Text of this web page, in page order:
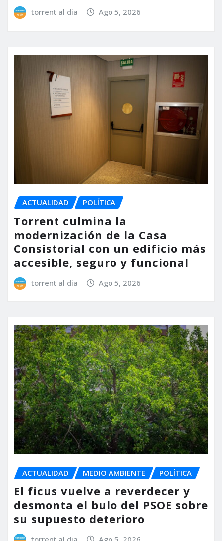
torrent al dia Ago 5, 2026
ACTUALIDAD POLÍTICA
Torrent culmina la
modernización de la Casa
Consistorial con un edificio más
accesible, seguro y funcional
torrent al dia Ago 5, 2026
ACTUALIDAD MEDIO AMBIENTE POLÍTICA
El ficus vuelve a reverdecer y
desmonta el bulo del PSOE sobre
su supuesto deterioro